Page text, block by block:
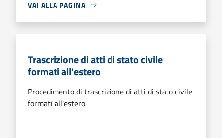
VAI ALLA PAGINA
Trascrizione di atti di stato civile
formati all'estero
Procedimento di trascrizione di atti di stato civile
formati all'estero